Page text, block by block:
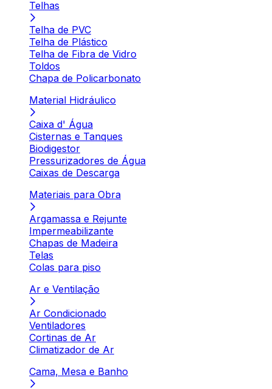
Telhas
Telha de PVC
Telha de Plástico
Telha de Fibra de Vidro
Toldos
Chapa de Policarbonato
Material Hidráulico
Caixa d' Água
Cisternas e Tanques
Biodigestor
Pressurizadores de Água
Caixas de Descarga
Materiais para Obra
Argamassa e Rejunte
Impermeabilizante
Chapas de Madeira
Telas
Colas para piso
Ar e Ventilação
Ar Condicionado
Ventiladores
Cortinas de Ar
Climatizador de Ar
Cama, Mesa e Banho